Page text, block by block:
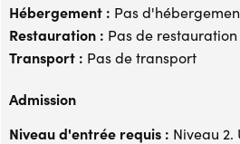
Hébergement : Pas
Restauration : Pas de restauration
Transport : Pas de transport
Admission
Niveau d'entrée requis : Niveau 2.